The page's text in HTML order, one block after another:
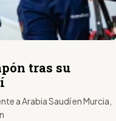
tras su
a Arabia Saudí en Murcia,